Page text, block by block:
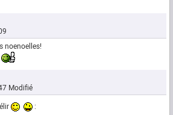
noenoelles!
Modifié
: